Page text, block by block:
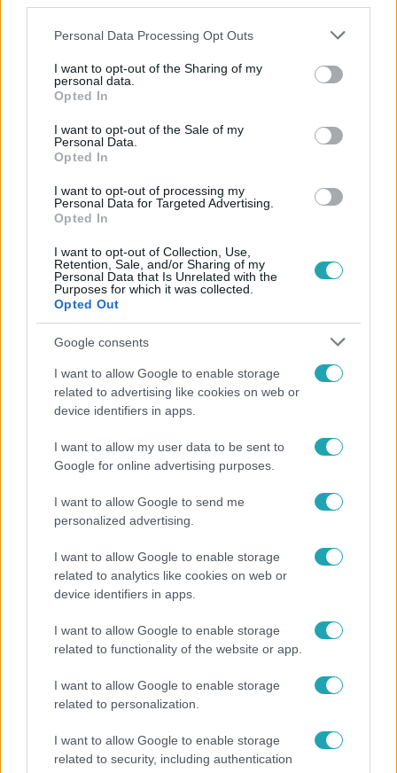
Please note that this website/app uses one or more Google
not limited to your visit or usage behaviour. You may click to
grant or deny consent to Google and its third-party tags to
use your data for below specified purposes in below Google
consent section.
Personal Data Processing Opt Outs
I want to opt-out of the Sharing of my
personal data.
Opted In
I want to opt-out of the Sale of my
Personal Data.
Opted In
I want to opt-out of processing my
Personal Data for Targeted Advertising.
Opted In
I want to opt-out of Collection, Use,
Retention, Sale, and/or Sharing of my
Personal Data that Is Unrelated with the
Purposes for which it was collected.
Opted Out
Google consents
I want to allow Google to enable storage
related to advertising like cookies on web or
device identifiers in apps.
I want to allow my user data to be sent to
Google for online advertising purposes.
I want to allow Google to send me
personalized advertising.
I want to allow Google to enable storage
related to analytics like cookies on web or
device identifiers in apps.
I want to allow Google to enable storage
related to functionality of the website or app.
I want to allow Google to enable storage
related to personalization.
I want to allow Google to enable storage
related to security, including authentication
2:56
Költségcsökkentés és kieső támogató szerződések
beszélgetésen
hőerőmű egykori központja